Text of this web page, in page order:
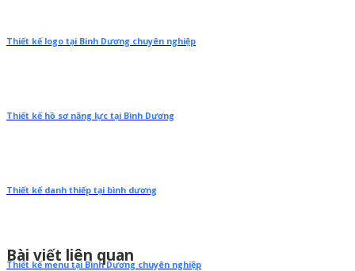
Thiết kế logo tại Binh Dương chuyên nghiệp
Thiết kế hồ sơ năng lực tại Bình Dương
Thiết kế danh thiếp tại bình dương
Thiết kế menu tại Bình Dương chuyên nghiệp
Bài viết liên quan